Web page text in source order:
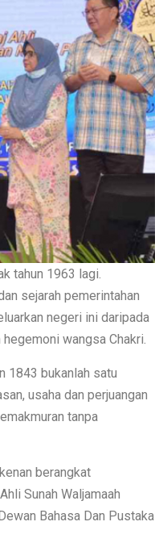
tahun 1963 lagi.
sejarah pemerintahan
negeri ini daripada
wangsa Chakri.
1843 bukanlah satu
usaha dan perjuangan
tanpa
berangkat
Sunah Waljamaah
Bahasa Dan Pustaka